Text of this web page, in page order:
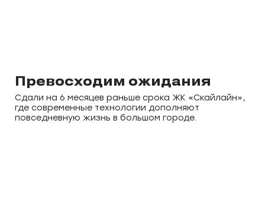
Превосходим ожидания
Сдали на 6 месяцев раньше срока ЖК «Скайлайн»,
где современные технологии дополняют
повседневную жизнь в большом городе.